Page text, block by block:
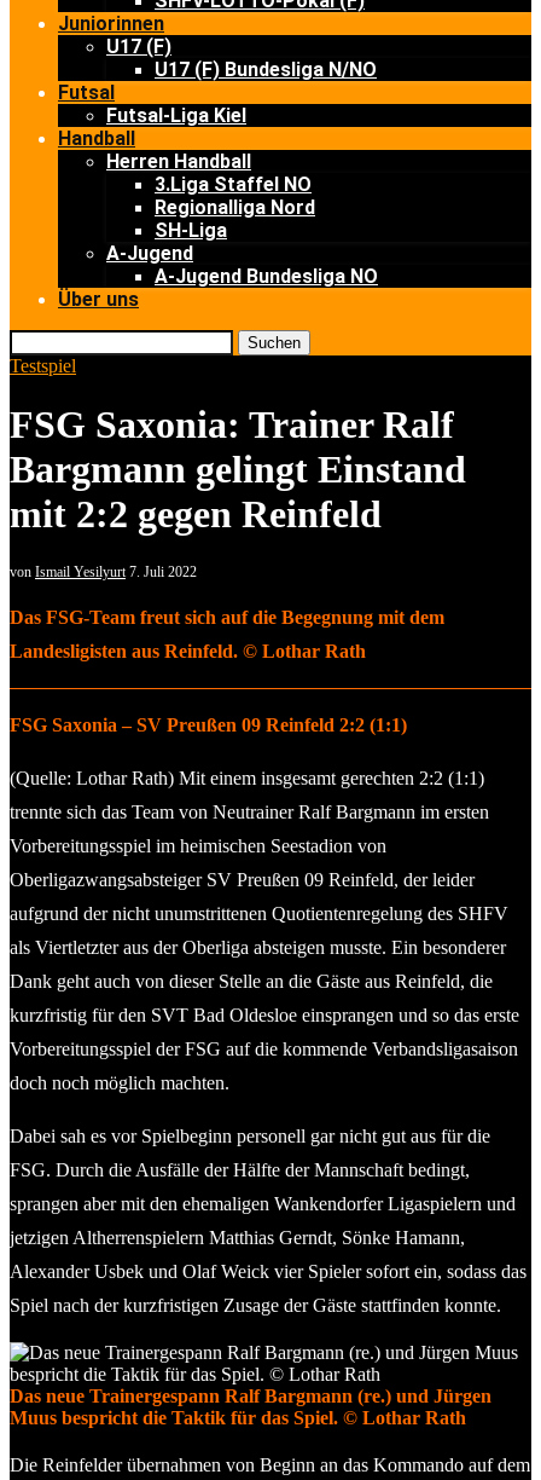
Juniorinnen
U17 (F)
U17 (F) Bundesliga N/NO
Futsal
Futsal-Liga Kiel
Handball
Herren Handball
3.Liga Staffel NO
Regionalliga Nord
SH-Liga
A-Jugend
A-Jugend Bundesliga NO
Über uns
Suchen
Testspiel
FSG Saxonia: Trainer Ralf
Bargmann gelingt Einstand
mit 2:2 gegen Reinfeld
von Ismail Yesilyurt 7. Juli 2022
Das FSG-Team freut sich auf die Begegnung mit dem
Landesligisten aus Reinfeld. © Lothar Rath
FSG Saxonia – SV Preußen 09 Reinfeld 2:2 (1:1)
(Quelle: Lothar Rath) Mit einem insgesamt gerechten 2:2 (1:1)
trennte sich das Team von Neutrainer Ralf Bargmann im ersten
Vorbereitungsspiel im heimischen Seestadion von
Oberligazwangsabsteiger SV Preußen 09 Reinfeld, der leider
aufgrund der nicht unumstrittenen Quotientenregelung des SHFV
als Viertletzter aus der Oberliga absteigen musste. Ein besonderer
Dank geht auch von dieser Stelle an die Gäste aus Reinfeld, die
kurzfristig für den SVT Bad Oldesloe einsprangen und so das erste
Vorbereitungsspiel der FSG auf die kommende Verbandsligasaison
doch noch möglich machten.
Dabei sah es vor Spielbeginn personell gar nicht gut aus für die
FSG. Durch die Ausfälle der Hälfte der Mannschaft bedingt,
sprangen aber mit den ehemaligen Wankendorfer Ligaspielern und
jetzigen Altherrenspielern Matthias Gerndt, Sönke Hamann,
Alexander Usbek und Olaf Weick vier Spieler sofort ein, sodass das
Spiel nach der kurzfristigen Zusage der Gäste stattfinden konnte.
Das neue Trainergespann Ralf Bargmann (re.) und Jürgen
Muus bespricht die Taktik für das Spiel. © Lothar Rath
Die Reinfelder übernahmen von Beginn an das Kommando auf dem